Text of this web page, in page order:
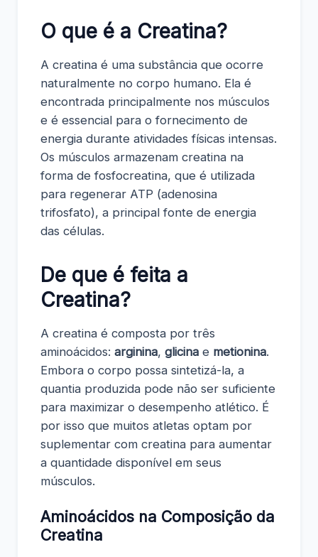
O que é a Creatina?
A creatina é uma substância que ocorre
naturalmente no corpo humano. Ela é
encontrada principalmente nos músculos
e é essencial para o fornecimento de
energia durante atividades físicas intensas.
Os músculos armazenam creatina na
forma de fosfocreatina, que é utilizada
para regenerar ATP (adenosina
trifosfato), a principal fonte de energia
das células.
De que é feita a
Creatina?
A creatina é composta por três
aminoácidos: arginina, glicina e metionina.
Embora o corpo possa sintetizá-la, a
quantia produzida pode não ser suficiente
para maximizar o desempenho atlético. É
por isso que muitos atletas optam por
suplementar com creatina para aumentar
a quantidade disponível em seus
músculos.
Aminoácidos na Composição da
Creatina